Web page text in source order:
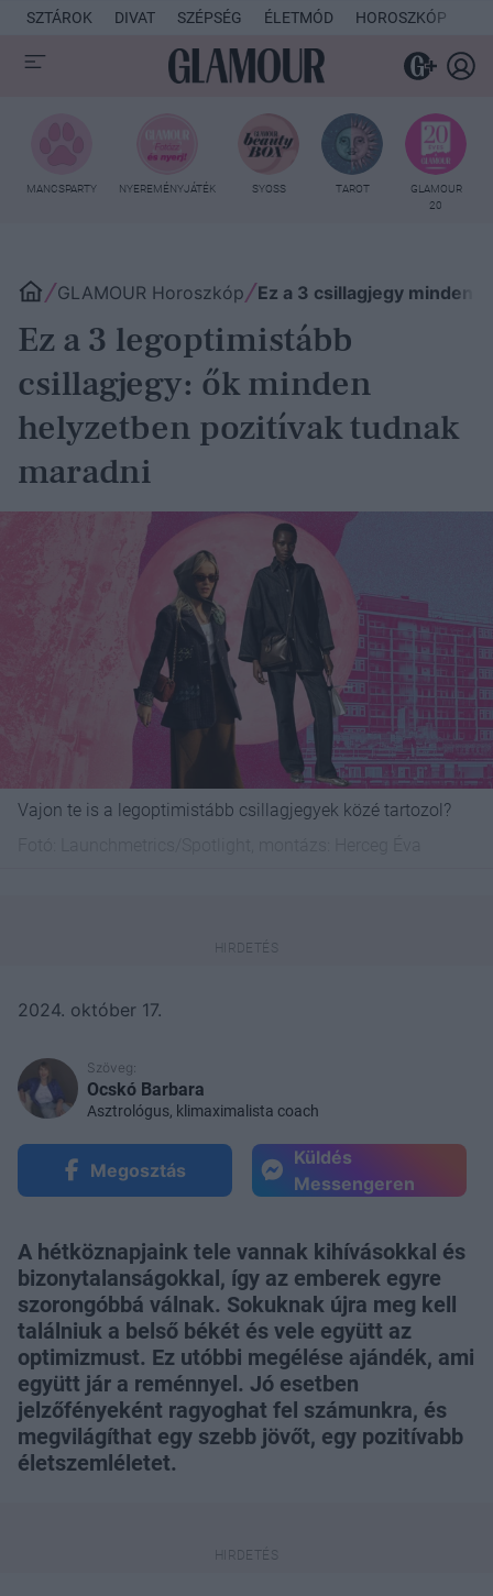
SZTÁROK DIVAT SZÉPSÉG ÉLETMÓD HOROSZKÓP
MANCSPARTY NYEREMÉNYJÁTÉK SYOSS TAROT
GLAMOUR
20
GLAMOUR Horoszkóp Ez a 3 csillagjegy minden
Ez a 3 legoptimistább
csillagjegy: ők minden
helyzetben pozitívak tudnak
maradni
Vajon te is a legoptimistább csillagjegyek közé tartozol?
2024. október 17.
Szöveg:
Ocskó Barbara
Asztrológus, klimaximalista coach
Megosztás
Küldés
Messengeren
A hétköznapjaink tele vannak kihívásokkal és
bizonytalanságokkal, így az emberek egyre
szorongóbbá válnak. Sokuknak újra meg kell
találniuk a belső békét és vele együtt az
optimizmust. Ez utóbbi megélése ajándék, ami
együtt jár a reménnyel. Jó esetben
jelzőfényeként ragyoghat fel számunkra, és
megvilágíthat egy szebb jövőt, egy pozitívabb
életszemléletet.